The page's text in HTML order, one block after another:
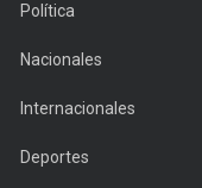
Política
Nacionales
Internacionales
Deportes